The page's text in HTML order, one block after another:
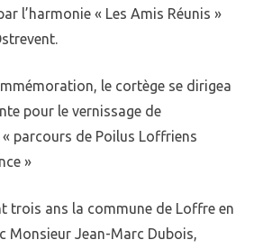
l’harmonie « Les Amis Réunis »
le cortège se dirigea
pour le vernissage de
parcours de Poilus Loffriens
»
trois ans la commune de Loffre en
Monsieur Jean-Marc Dubois,